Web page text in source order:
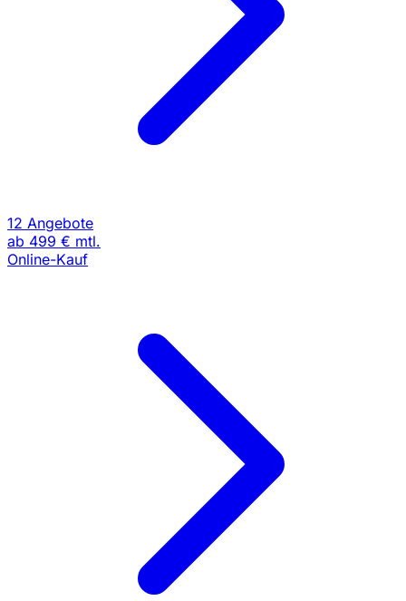
12 Angebote
ab 499 € mtl.
Online-Kauf